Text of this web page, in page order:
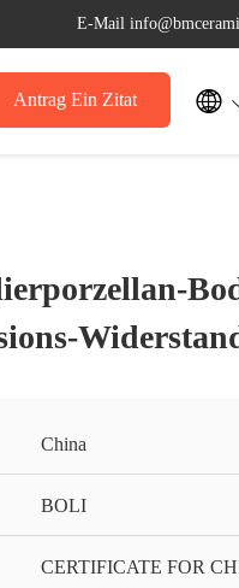
E-Mail
Antrag Ein Zitat 
China
BOLI
CERTIFICATE FOR